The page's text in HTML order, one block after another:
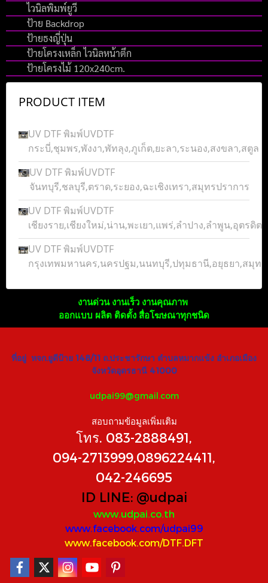
ไวนิลพิมพ์ยูวี
ป้าย Backdrop
ป้ายธงญี่ปุ่น
ป้ายโครงเหล็ก ไวนิลหน้าตึก
ป้ายโครงไม้ 120x240cm.
PRODUCT ITEM
UV DTF พิมพ์UVDTF
กระบี่,ชุมพร,พังงา,พัทลุง,ภูเก็ต,ยะลา,ระนอง,สงขลา,สตูล
UV DTF พิมพ์UVDTF
จันทบุรี,ชลบุรี,ตราด,ระยอง,ฉะเชิงเทรา,สมุทรปราการ
UV DTF พิมพ์UVDTF
เชียงราย,เชียงใหม่,น่าน,พะเยา,แพร่,ลำปาง,ลำพูน,อุตรดิตถ์
UV DTF พิมพ์UVDTF
กรุงเทพมหานคร,นครปฐม,นนทบุรี,ปทุมธานี,อยุธยา,สมุท
งานด่วน งานเร็ว งานคุณภาพ
ออกแบบ ผลิต ติดตั้ง สื่อโฆษณาทุกชนิด
ที่อยู่ หจก.ยูดีป้าย 148/11 ถ.ประชารักษา ตำบลหมากแข้ง อำเภอเมือง
จังหวัดอุดรธานี 41000
udpai99@gmail.com
สอบถามข้อมูลเพิ่มเติม
โทร. 083-2888491,
094-2713999,0896224411,
042-246695
ID LINE: @udpai
www.udpai.co.th
www.facebook.com/udpai99
www.facebook.com/DTF.DFT